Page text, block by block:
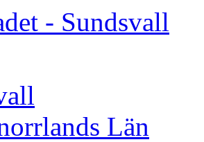
- Sundsvall
Län